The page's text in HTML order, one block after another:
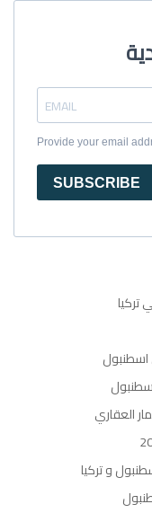
Provide your email
SUBSCRIBE
اسطنبول
العقاري
و تركيا